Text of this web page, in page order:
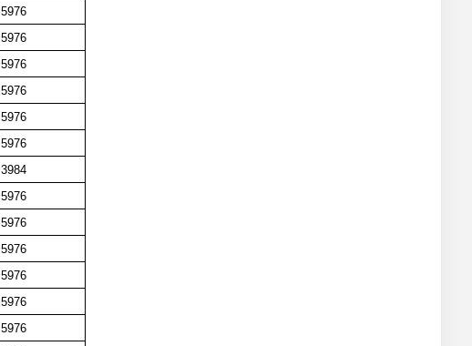
5976
5976
5976
5976
5976
5976
3984
5976
5976
5976
5976
5976
5976